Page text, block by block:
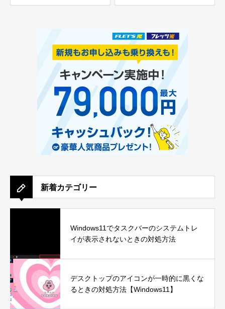
新着カテゴリー
Windows11でタスクバーのシステムトレ
イが表示されないときの対処方法
デスクトップのアイコンが一時的に黒くな
るときの対処方法【Windows11】